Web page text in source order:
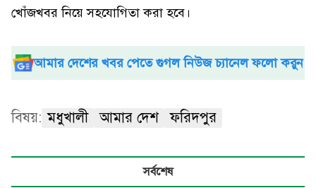
খোঁজখবর নিয়ে সহযোগিতা করা হবে।
আমার দেশের খবর পেতে গুগল নিউজ চ্যানেল ফলো করুন
বিষয়: মধুখালী আমার দেশ ফরিদপুর
সর্বশেষ